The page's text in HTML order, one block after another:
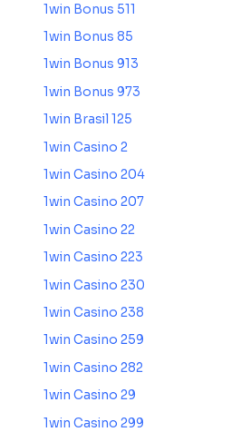
1win Bonus 511
1win Bonus 85
1win Bonus 913
1win Bonus 973
1win Brasil 125
1win Casino 2
1win Casino 204
1win Casino 207
1win Casino 22
1win Casino 223
1win Casino 230
1win Casino 238
1win Casino 259
1win Casino 282
1win Casino 29
1win Casino 299